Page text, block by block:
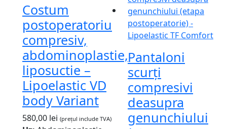
Costum
postoperatoriu
compresiv,
abdominoplastie,
liposuctie –
Lipoelastic VD
body Variant
580,00 lei (prețul include TVA)
Pantaloni
scurți
compresivi
deasupra
genunchiului